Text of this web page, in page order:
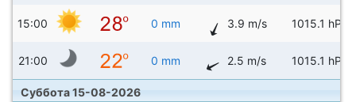
15:00 0 mm 3.9 m/s 1015.1 hPa
21:00 0 mm 2.5 m/s 1015.1 hPa
Суббота 15-08-2026